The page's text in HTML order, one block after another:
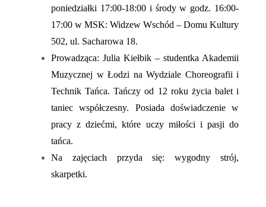
poniedziałki 17:00-18:00 i środy w godz. 16:00-
17:00 w MSK: Widzew Wschód – Domu Kultury
502, ul. Sacharowa 18.
Prowadząca: Julia Kiełbik – studentka Akademii
Muzycznej w Łodzi na Wydziale Choreografii i
Technik Tańca. Tańczy od 12 roku życia balet i
taniec współczesny. Posiada doświadczenie w
pracy z dziećmi, które uczy miłości i pasji do
tańca.
Na zajęciach przyda się: wygodny strój,
skarpetki.